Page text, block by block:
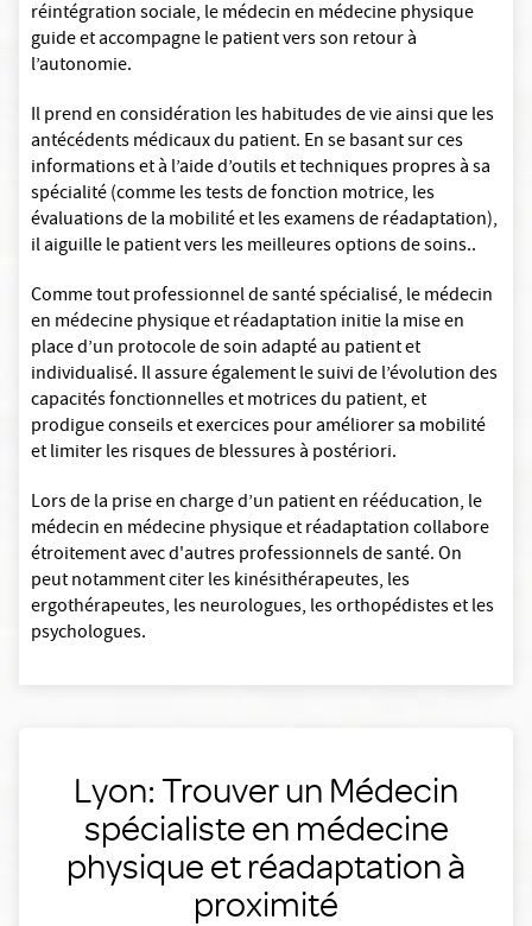
réintégration sociale, le médecin en médecine physique
guide et accompagne le patient vers son retour à
l’autonomie.
Il prend en considération les habitudes de vie ainsi que les
antécédents médicaux du patient. En se basant sur ces
informations et à l’aide d’outils et techniques propres à sa
spécialité (comme les tests de fonction motrice, les
évaluations de la mobilité et les examens de réadaptation),
il aiguille le patient vers les meilleures options de soins..
Comme tout professionnel de santé spécialisé, le médecin
en médecine physique et réadaptation initie la mise en
place d’un protocole de soin adapté au patient et
individualisé. Il assure également le suivi de l’évolution des
capacités fonctionnelles et motrices du patient, et
prodigue conseils et exercices pour améliorer sa mobilité
et limiter les risques de blessures à postériori.
Lors de la prise en charge d’un patient en rééducation, le
médecin en médecine physique et réadaptation collabore
étroitement avec d'autres professionnels de santé. On
peut notamment citer les kinésithérapeutes, les
ergothérapeutes, les neurologues, les orthopédistes et les
psychologues.
Lyon: Trouver un Médecin
spécialiste en médecine
physique et réadaptation à
proximité